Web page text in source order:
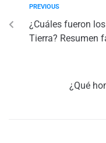
PREVIOUS
¿Cuáles fueron
Tierra? Resumen
¿Qué